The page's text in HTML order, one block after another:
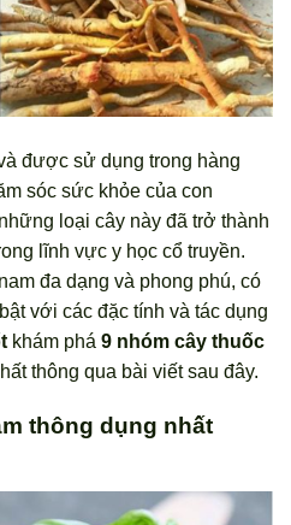
được sử dụng trong hàng
sóc sức khỏe của con
loại cây này đã trở thành
lĩnh vực y học cổ truyền.
đa dạng và phong phú, có
với các đặc tính và tác dụng
khám phá 9 nhóm cây thuốc
thông qua bài viết sau đây.
thông dụng nhất